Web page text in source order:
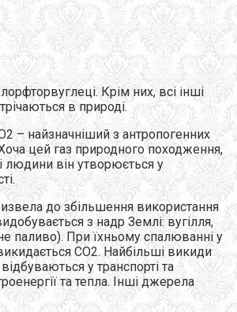
Крім них, всі інші
в природі.
– найзначніший з антропогенних
цей газ природного походження,
людини він утворюється у
до збільшення використання
з надр Землі: вугілля,
паливо). При їхньому спалюванні у
СО2. Найбільші викиди
у транспорті та
та тепла. Інші джерела